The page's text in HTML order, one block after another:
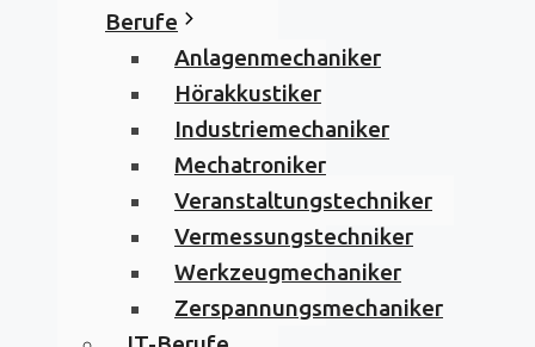
Berufe
Anlagenmechaniker
Hörakkustiker
Industriemechaniker
Mechatroniker
Veranstaltungstechniker
Vermessungstechniker
Werkzeugmechaniker
Zerspannungsmechaniker